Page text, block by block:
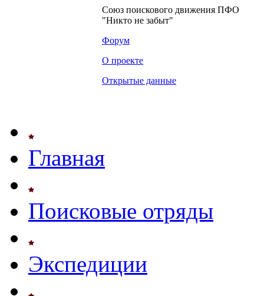
Союз поискового движения ПФО
"Никто не забыт"
Форум
О проекте
Открытые данные
Главная
Поисковые отряды
Экспедиции